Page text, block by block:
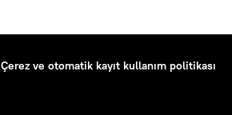
Çerez ve otomatik kayıt kullanım politikası